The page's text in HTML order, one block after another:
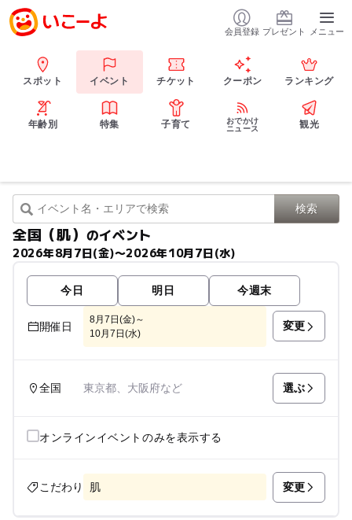
会員登録 プレゼント メニュー
スポット イベント チケット クーポン ランキング
年齢別 特集 子育て
おでかけ
ニュース
観光
全国（肌） のイベント
2026年8月7日(金)〜2026年10月7日(水)
今日 明日 今週末
開催日
8月7日(金)～
10月7日(水)
変更
全国 東京都、大阪府など 選ぶ
オンラインイベントのみを表示する
こだわり 肌 変更